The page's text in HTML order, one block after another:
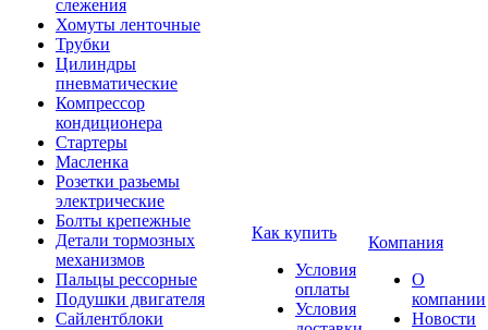
слежения
Хомуты ленточные
Трубки
Цилиндры
пневматические
Компрессор
кондиционера
Стартеры
Масленка
Розетки разьемы
электрические
Болты крепежные
Детали тормозных
механизмов
Пальцы рессорные
Подушки двигателя
Сайлентблоки
Как купить
Условия
оплаты
Условия
Компания
О
компании
Новости